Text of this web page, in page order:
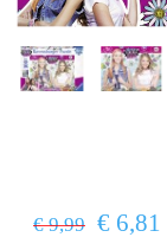
€ 9,99 € 6,81